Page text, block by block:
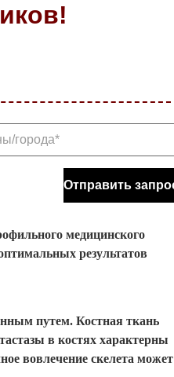
медицинского
результатов
путем. Костная ткань
в костях характерны
вовлечение скелета может